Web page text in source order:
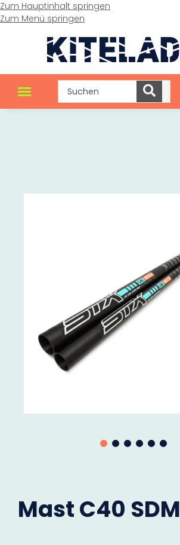
Zum Hauptinhalt springen
Zum Menü springen
Mast C40 SDM